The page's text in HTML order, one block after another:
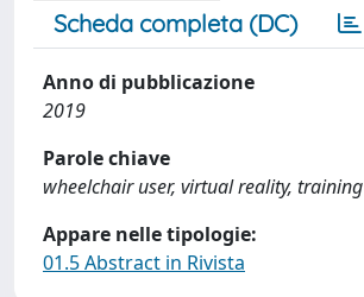
Scheda completa (DC)
Anno di pubblicazione
2019
Parole chiave
wheelchair user, virtual reality, training
Appare nelle tipologie:
01.5 Abstract in Rivista